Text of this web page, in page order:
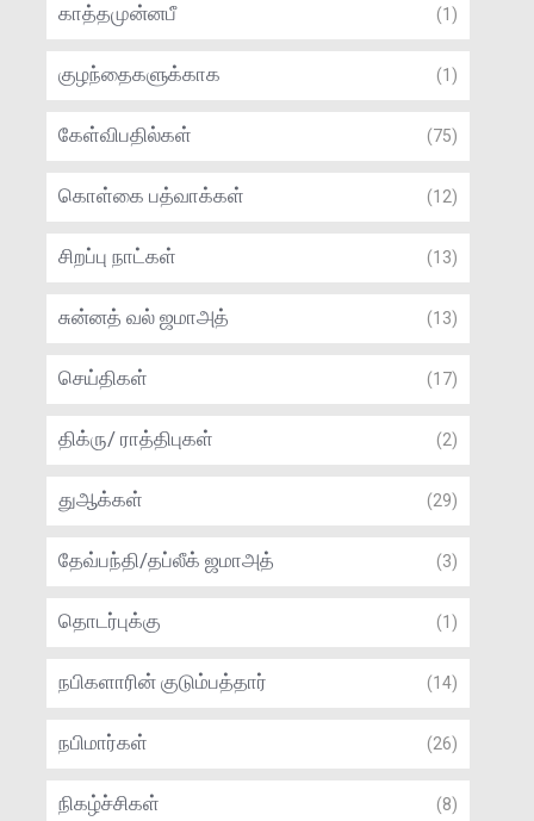
காத்தமுன்னபீ (1)
குழந்தைகளுக்காக (1)
கேள்விபதில்கள் (75)
கொள்கை பத்வாக்கள் (12)
சிறப்பு நாட்கள் (13)
சுன்னத் வல் ஜமாஅத் (13)
செய்திகள் (17)
திக்ரு/ ராத்திபுகள் (2)
துஆக்கள் (29)
தேவ்பந்தி/தப்லீக் ஜமாஅத் (3)
தொடர்புக்கு (1)
நபிகளாரின் குடும்பத்தார் (14)
நபிமார்கள் (26)
நிகழ்ச்சிகள் (8)